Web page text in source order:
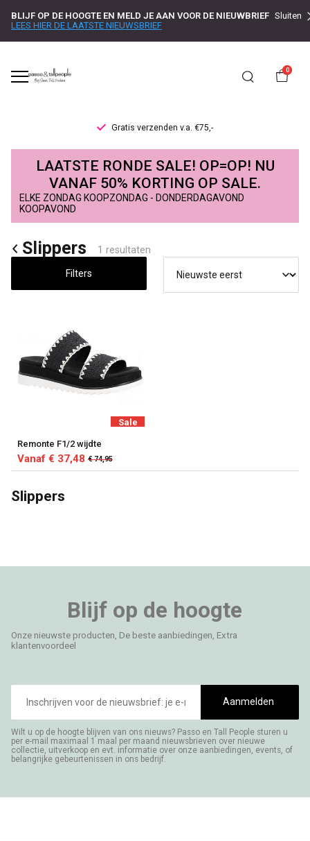
BLIJF OP DE HOOGTE EN MELD JE AAN VOOR DE NIEUWBRIEF
LEES HIER DE LAATSTE NIEUWSBRIEF
Sluiten
0
Gratis verzenden v.a. €75,-
Slippers
Passo
LAATSTE RONDE SALE! OP=OP! NU
VANAF 50% KORTING OP SALE.
ELKE ZONDAG KOOPZONDAG - DONDERDAGAVOND
KOOPAVOND
Slippers 1 resultaten
Filters
Sale
Remonte F1/2 wijdte
Vanaf € 37,48 € 74,95
Slippers
Blijf op de hoogte
Onze nieuwste producten, De beste aanbiedingen, Extra
klantenvoordeel
mailadres
Aanmelden
Wilt u op de hoogte blijven van ons nieuws? Passo en Tall People sturen u
per e-mail maximaal 1 maal per maand nieuwsbrieven over nieuwe
collectie, uitverkoop en evt. informatie over onze aanbiedingen, events, of
belangrijke gebeurtenissen in ons bedrijf.